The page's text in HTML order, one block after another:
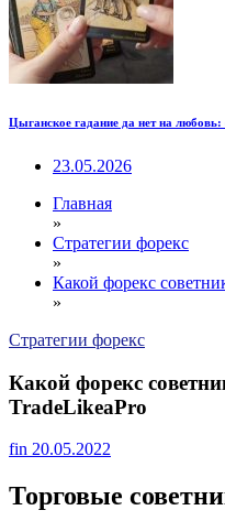
Цыганское гадание да нет на любовь:
23.05.2026
Главная
»
Стратегии форекс
»
Какой форекс
»
Стратегии форекс
Какой форекс
TradeLikeaPro
fin 20.05.2022
Торговые